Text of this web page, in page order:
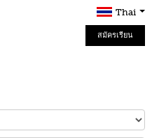
Thai
สมัครเรียน
Online